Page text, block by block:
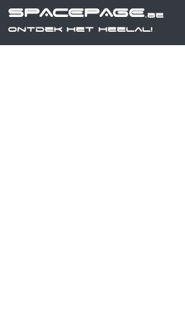
SPACEPAGE.be
Ontdek het heelal!